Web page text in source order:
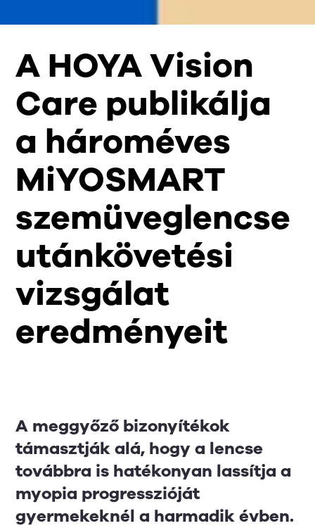
A HOYA Vision
Care publikálja
a hároméves
MiYOSMART
szemüveglencse
utánkövetési
vizsgálat
eredményeit
A meggyőző bizonyítékok
támasztják alá, hogy a lencse
továbbra is hatékonyan lassítja a
myopia progresszióját
gyermekeknél a harmadik évben.